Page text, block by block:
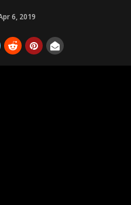
6, 2019